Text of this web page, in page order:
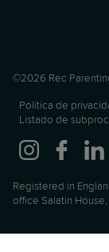
©2026 Rec
Política de
Listado de
Registered in
office Salatin